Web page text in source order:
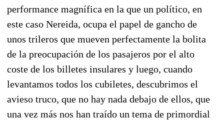
performance magnífica en la que un político, en
este caso Nereida, ocupa el papel de gancho de
unos trileros que mueven perfectamente la bolita
de la preocupación de los pasajeros por el alto
coste de los billetes insulares y luego, cuando
levantamos todos los cubiletes, descubrimos el
avieso truco, que no hay nada debajo de ellos, que
una vez más nos han traído un tema de primordial